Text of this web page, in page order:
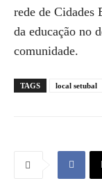
rede de Cidades
da educação no
comunidade.
TAGS local setubal